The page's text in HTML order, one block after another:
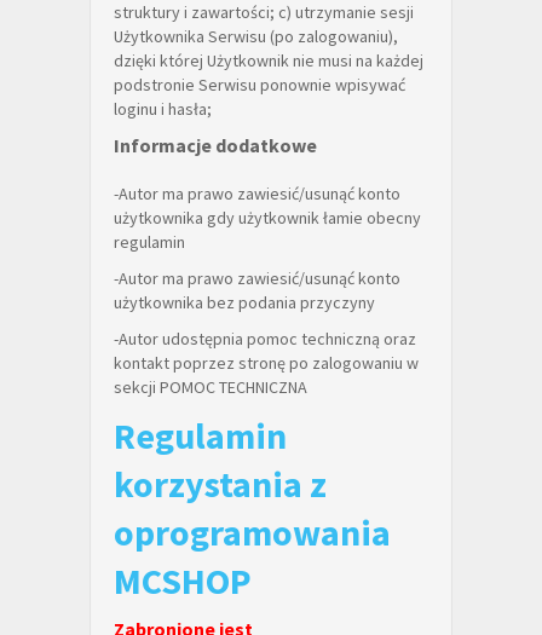
struktury i zawartości; c) utrzymanie sesji
Użytkownika Serwisu (po zalogowaniu),
dzięki której Użytkownik nie musi na każdej
podstronie Serwisu ponownie wpisywać
loginu i hasła;
Informacje dodatkowe
-Autor ma prawo zawiesić/usunąć konto
użytkownika gdy użytkownik łamie obecny
regulamin
-Autor ma prawo zawiesić/usunąć konto
użytkownika bez podania przyczyny
-Autor udostępnia pomoc techniczną oraz
kontakt poprzez stronę po zalogowaniu w
sekcji POMOC TECHNICZNA
Regulamin
korzystania z
oprogramowania
MCSHOP
Zabronione jest